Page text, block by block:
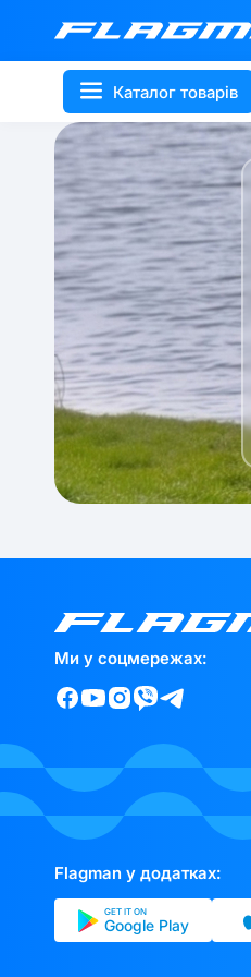
Каталог товарів
Ми у соцмережах:
Flagman у додатках:
GET IT ON
Google Play